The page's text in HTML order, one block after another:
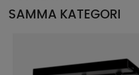
SAMMA KATEGORI